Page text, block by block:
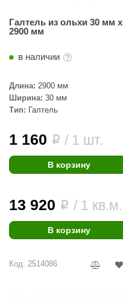
Галтель из ольхи 30 мм х
2900 мм
в наличии
Длина: 2900 мм
Ширина: 30 мм
Тип: Галтель
1 160 i / 1 шт.
В корзину
13 920 i / 1 кв.м.
В корзину
Код: 2514086